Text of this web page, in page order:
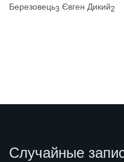
Березовець3 Євген Дикий2
Случайные